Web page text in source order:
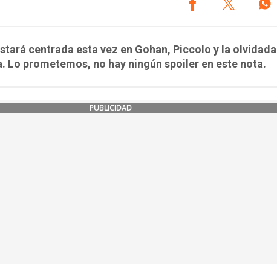
centrada esta vez en Gohan, Piccolo y la olvidada
Lo prometemos, no hay ningún spoiler en este nota.
PUBLICIDAD